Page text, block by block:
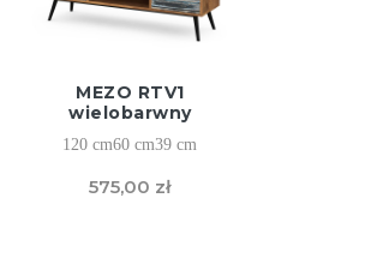
MEZO RTV1
wielobarwny
120 cm60 cm39 cm
575,00 zł